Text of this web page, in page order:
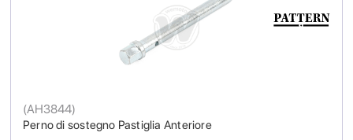
Perno di sostegno Pastiglia Anteriore
(AH3844)